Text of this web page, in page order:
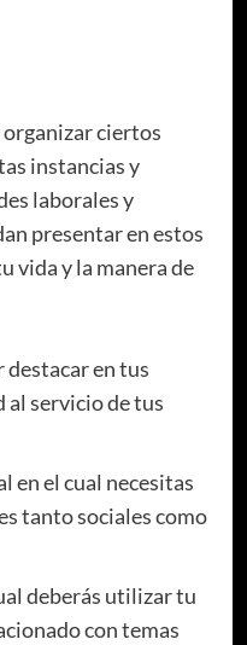
organizar ciertos
instancias y
laborales y
presentar en estos
vida y la manera de
destacar en tus
al servicio de tus
en el cual necesitas
tanto sociales como
deberás utilizar tu
con temas